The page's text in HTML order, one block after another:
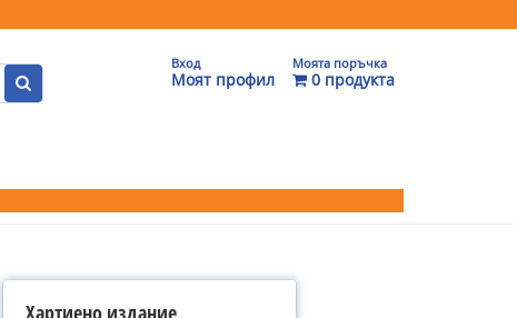
Вход
Моят профил
Моята поръчка
0 продукта
Хартиено издание